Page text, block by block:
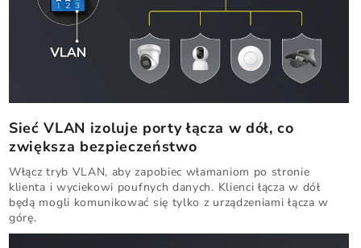
Sieć VLAN izoluje porty łącza w dół, co
zwiększa bezpieczeństwo
Włącz tryb VLAN, aby zapobiec włamaniom po stronie
klienta i wyciekowi poufnych danych. Klienci łącza w dół
będą mogli komunikować się tylko z urządzeniami łącza w
górę.